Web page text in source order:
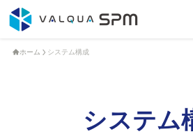
ホーム システム構成
システム